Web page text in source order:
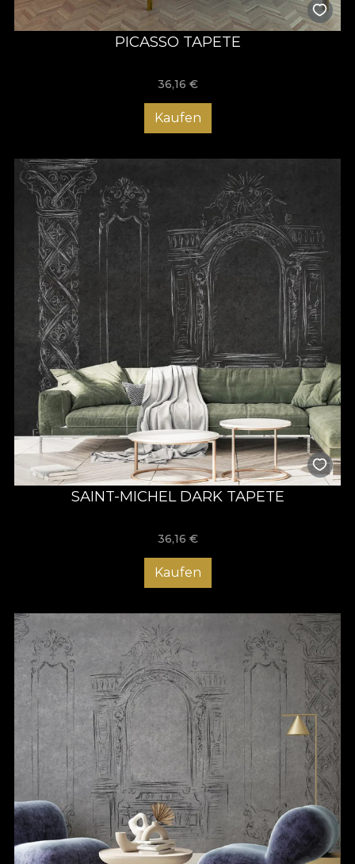
PICASSO TAPETE
36,16 €
Kaufen
SAINT-MICHEL DARK TAPETE
36,16 €
Kaufen